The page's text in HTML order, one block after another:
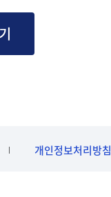
개인정보처리방침